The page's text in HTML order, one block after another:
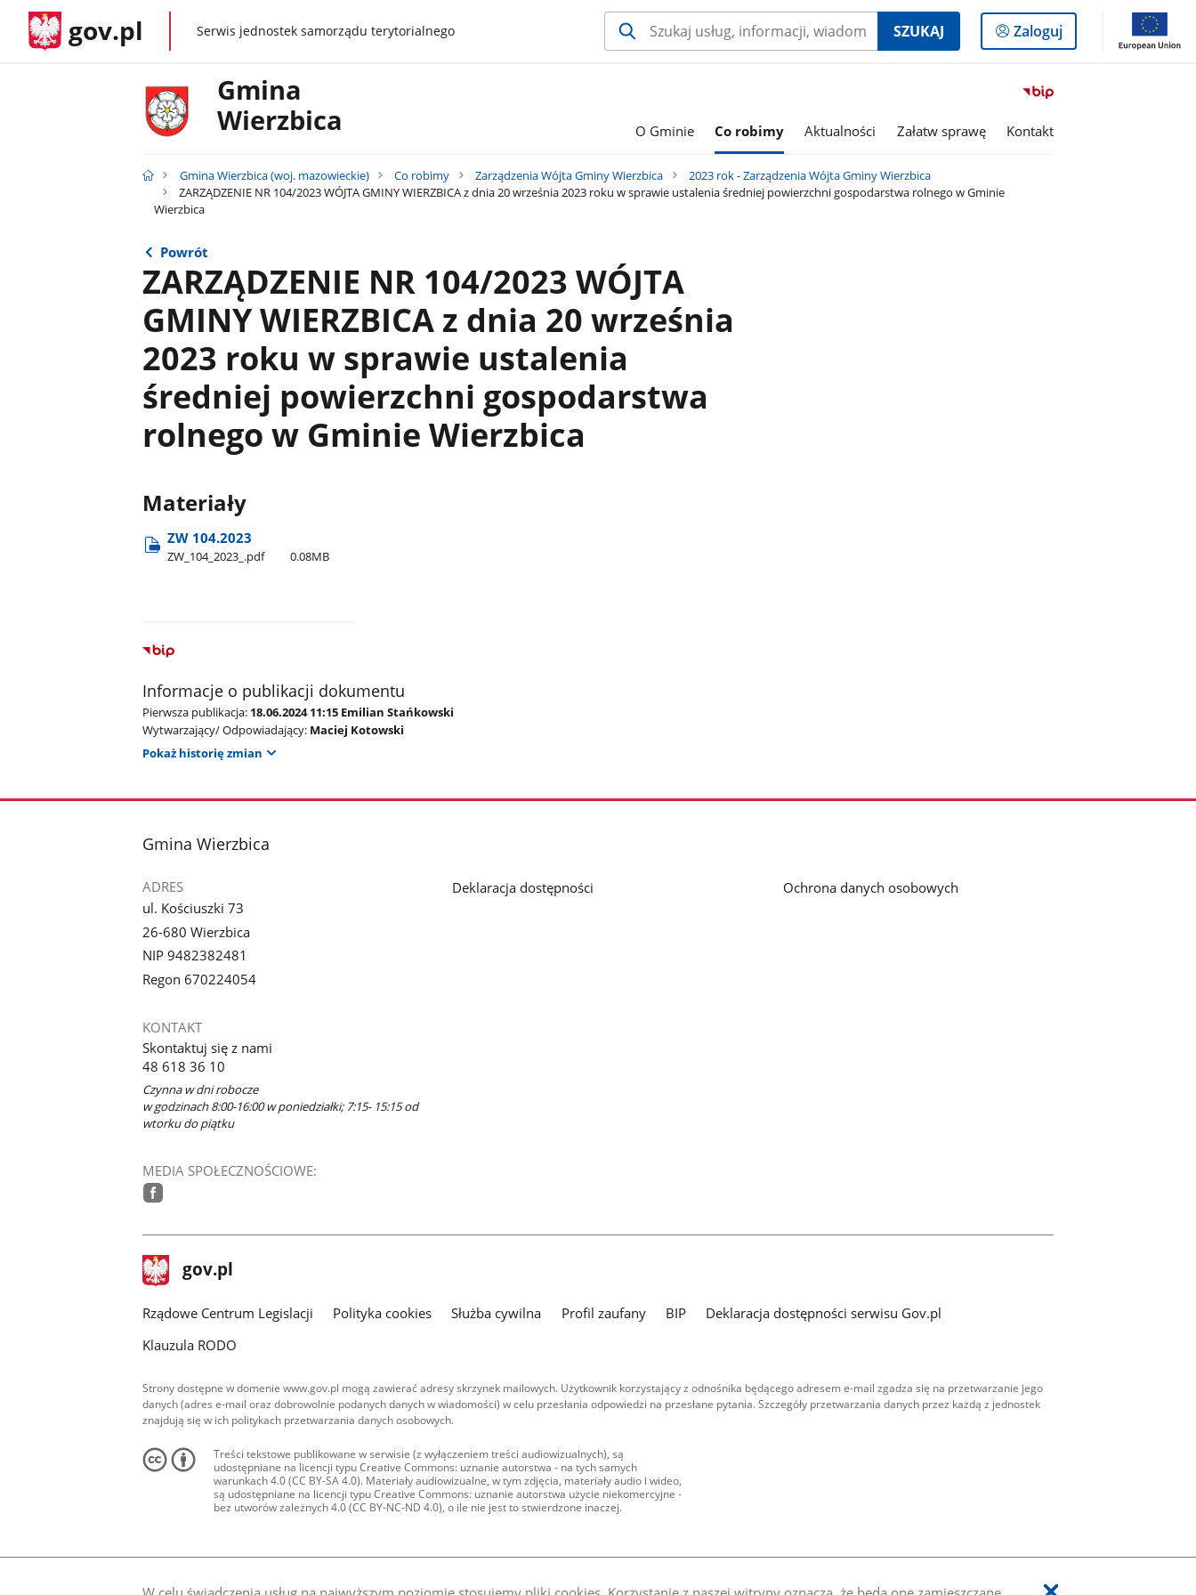
gov.pl gov.plSerwis jednostek samorządu terytorialnego SZUKAJ
Logowanie
do
Zaloguj
Przejdź
serwisu
Gmina
Wierzbica
O Gminie Co robimy Aktualności Załatw sprawę Kontakt
Gmina Wierzbica (woj. mazowieckie) Co robimy Zarządzenia Wójta Gminy Wierzbica
2023 rok - Zarządzenia Wójta Gminy Wierzbica
ZARZĄDZENIE NR 104/2023 WÓJTA GMINY WIERZBICA z dnia 20 września 2023 roku w sprawie ustalenia średniej powierzchni gospodarstwa rolnego w Gminie
Wierzbica
Powrót
ZARZĄDZENIE NR 104/2023 WÓJTA
GMINY WIERZBICA z dnia 20 września
2023 roku w sprawie ustalenia
średniej powierzchni gospodarstwa
rolnego w Gminie Wierzbica
Materiały
ZW 104.2023
ZW​_104​_2023​_.pdf 0.08MB
Informacje o publikacji dokumentu
Pierwsza publikacja: 18.06.2024 11:15 Emilian Stańkowski
Wytwarzający/ Odpowiadający: Maciej Kotowski
Pokaż historię zmian
stopka
Gmina Wierzbica
ADRES
ul. Kościuszki 73
26-680 Wierzbica
NIP 9482382481
Regon 670224054
KONTAKT
Skontaktuj się z nami
48 618 36 10
Czynna w dni robocze
w godzinach 8:00-16:00 w poniedziałki; 7:15- 15:15 od
wtorku do piątku
MEDIA SPOŁECZNOŚCIOWE:
Deklaracja dostępności Ochrona danych osobowych
stopka
gov.pl Strona
gov.pl
Rządowe Centrum Legislacji Polityka cookies Służba cywilna Profil zaufany BIP
Deklaracja dostępności serwisu Gov.pl
Klauzula RODO
Strony dostępne w domenie www.gov.pl mogą zawierać adresy skrzynek mailowych. Użytkownik korzystający z odnośnika będącego adresem e-mail zgadza się na przetwarzanie jego
danych (adres e-mail oraz dobrowolnie podanych danych w wiadomości) w celu przesłania odpowiedzi na przesłane pytania. Szczegóły przetwarzania danych przez każdą z jednostek
znajdują się w ich politykach przetwarzania danych osobowych.
Treści tekstowe publikowane w serwisie (z wyłączeniem treści audiowizualnych), są
udostępniane na licencji typu Creative Commons: uznanie autorstwa - na tych samych
warunkach 4.0 (CC BY-SA 4.0). Materiały audiowizualne, w tym zdjęcia, materiały audio i wideo,
są udostępniane na licencji typu Creative Commons: uznanie autorstwa użycie niekomercyjne -
bez utworów zależnych 4.0 (CC BY-NC-ND 4.0), o ile nie jest to stwierdzone inaczej.